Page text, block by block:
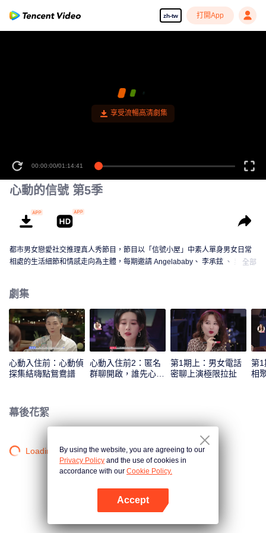
zh-tw 打開App
享受流暢高清劇集
00:00:00/01:14:41
心動的信號 第5季
都市男女戀愛社交推理真人秀節目，節目以「信號小屋」中素人單身男女日常
相處的生活細節和情感走向為主體，每期邀請 Angelababy、 李承鉉 、 吳昕、
全部
劇集
心動入住前：心動偵
探集結嗨點鴛鴦譜
心動入住前2：匿名
群聊開啟，誰先心
第1期上：男女電話
密聊上演極限拉扯
第1
相
幕後花絮
Loading…By using the website, you are agreeing to our
Privacy Policy and the use of cookies in
accordance with our Cookie Policy.
Accept